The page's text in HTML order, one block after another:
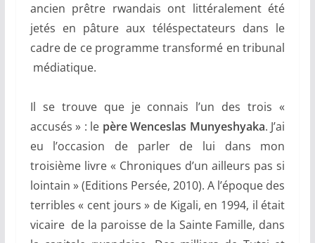
ancien prêtre rwandais ont littéralement été
jetés en pâture aux téléspectateurs dans le
cadre de ce programme transformé en tribunal
médiatique.
Il se trouve que je connais l’un des trois «
accusés » : le père Wenceslas Munyeshyaka. J’ai
eu l’occasion de parler de lui dans mon
troisième livre « Chroniques d’un ailleurs pas si
lointain » (Editions Persée, 2010). A l’époque des
terribles « cent jours » de Kigali, en 1994, il était
vicaire de la paroisse de la Sainte Famille, dans